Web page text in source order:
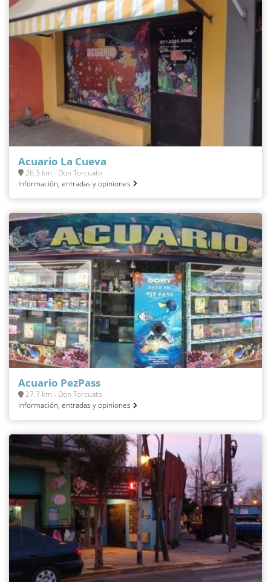
Acuario La Cueva
26.3 km - Don Torcuato
Información, entradas y opiniones
Acuario PezPass
27.7 km - Don Torcuato
Información, entradas y opiniones